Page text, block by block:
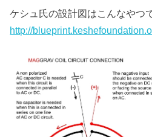
ケシュ氏の設計図はこんなやつ
http://